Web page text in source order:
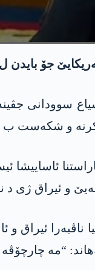
سوودانی
و شکەست ب
و ئیراق ژی د
ناڤبەرا ئیراق
“مە